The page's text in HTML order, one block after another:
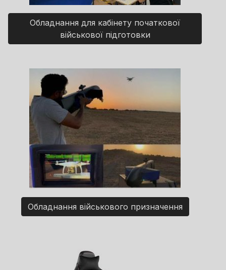
Обладнання для кабінету початкової
військової підготовки
Обладнання військового призначення